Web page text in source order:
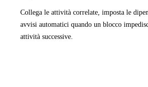
Collega le attività correlate, imposta le
avvisi automatici quando un blocco
attività successive.